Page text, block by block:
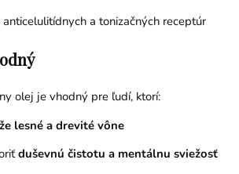
a tonizačných receptúr
olej je vhodný pre ľudí, ktorí:
lesné a drevité vône
duševnú čistotu a mentálnu sviežosť